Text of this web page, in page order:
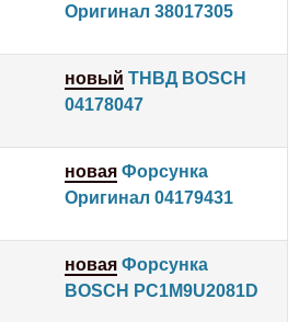
Оригинал 38017305
новый ТНВД BOSCH
04178047
новая Форсунка
Оригинал 04179431
новая Форсунка
BOSCH PC1M9U2081D